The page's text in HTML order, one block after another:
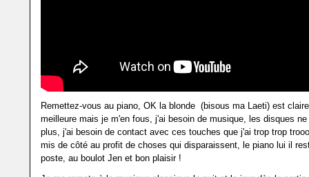
Remettez-vous au piano, OK la blonde (bisous ma Laeti) est
meilleure mais je m'en fous, j'ai besoin de musique, les disques
plus, j'ai besoin de contact avec ces touches que j'ai trop trop
mis de côté au profit de choses qui disparaissent, le piano lui il
poste, au boulot Jen et bon plaisir !